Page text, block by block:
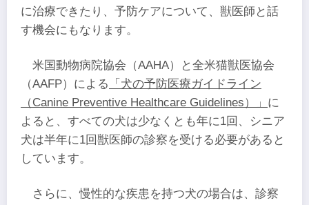
に治療できたり、予防ケアについて、獣医師と話
す機会にもなります。
米国動物病院協会（AAHA）と全米猫獣医協会
（AAFP）による
「犬の予防医療ガイドライン
（Canine Preventive Healthcare Guidelines）」 に
よると、すべての犬は少なくとも年に1回、シニア
犬は半年に1回獣医師の診察を受ける必要があると
しています。
さらに、慢性的な疾患を持つ犬の場合は、診察